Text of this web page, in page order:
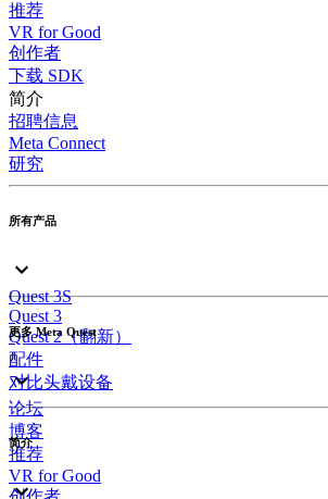
推荐
VR for Good
创作者
下载 SDK
简介
招聘信息
Meta Connect
研究
所有产品
Quest 3S
Quest 3
Quest 2（翻新）
配件
对比头戴设备
更多 Meta Quest
论坛
博客
推荐
VR for Good
简介